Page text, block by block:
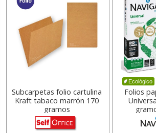
Subcarpetas folio cartulina
Kraft tabaco marrón 170
gramos
Ecológico
Folios